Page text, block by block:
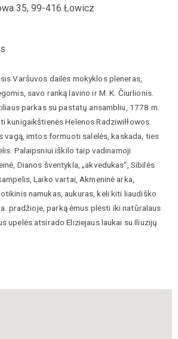
35, 99-416 Łowicz
Varšuvos dailės mokyklos pleneras,
savo ranką lavino ir M. K. Čiurlionis.
parkas su pastatų ansambliu, 1778 m.
kunigaikštienės Helenos Radziwiłłowos.
vagą, imtos formuoti salelės, kaskada, ties
Palaipsniui iškilo taip vadinamoji
Dianos šventykla, „akvedukas“, Sibilės
Laiko vartai, Akmeninė arka,
namukas, aukuras, keli kiti liaudiško
pradžioje, parką ėmus plėsti iki natūralaus
upelės atsirado Eliziejaus laukai su Iliuzijų
intensyvi. Tik savaitgaliais darbotvarkės